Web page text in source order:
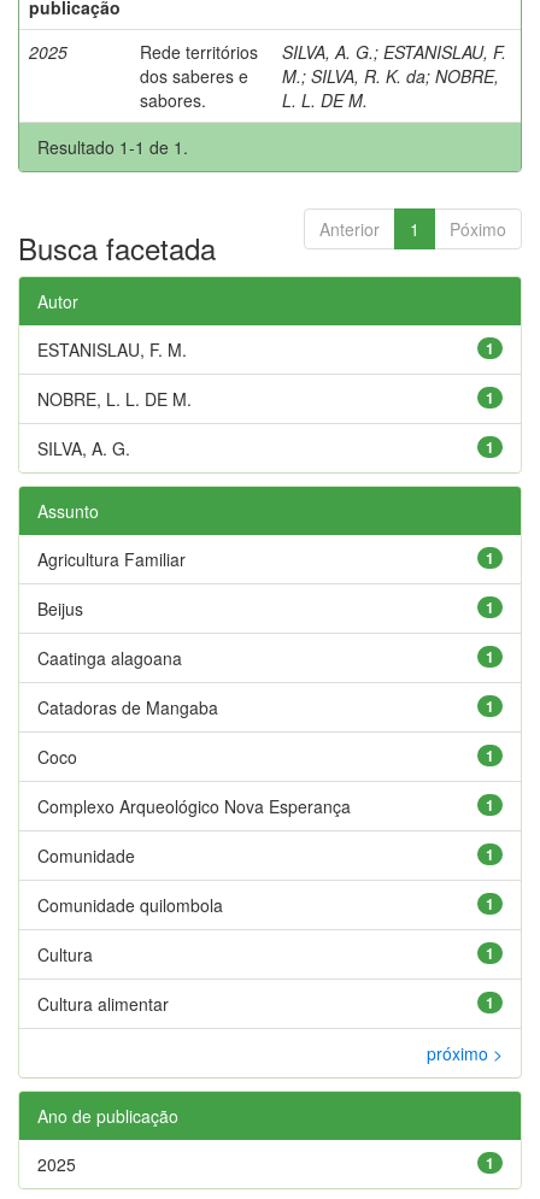
publicação
2025
Rede territórios
dos saberes e
sabores.
SILVA, A. G.; ESTANISLAU, F.
M.; SILVA, R. K. da; NOBRE,
L. L. DE M.
Resultado 1-1 de 1.
Anterior 1 Póximo
Busca facetada
Autor
1
ESTANISLAU, F. M.
1
NOBRE, L. L. DE M.
1
SILVA, A. G.
Assunto
1
Agricultura Familiar
1
Beijus
1
Caatinga alagoana
1
Catadoras de Mangaba
1
Coco
1
Complexo Arqueológico Nova Esperança
1
Comunidade
1
Comunidade quilombola
1
Cultura
1
Cultura alimentar
próximo >
Ano de publicação
1
2025